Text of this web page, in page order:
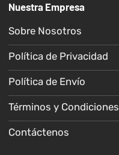
Nuestra Empresa
Sobre Nosotros
Política de Privacidad
Política de Envío
Términos y Condiciones
Contáctenos